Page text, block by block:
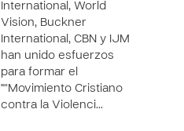
International, World
Vision, Buckner
International, CBN y IJM
han unido esfuerzos
para formar el
"“Movimiento Cristiano
contra la Violenci…